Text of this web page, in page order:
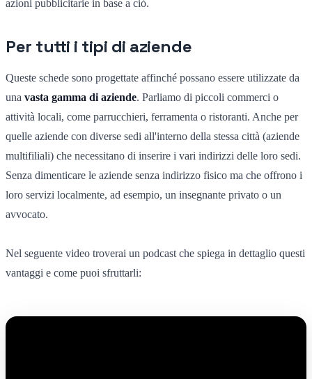
azioni pubblicitarie in base a ciò.
Per tutti i tipi di aziende
Queste schede sono progettate affinché possano essere utilizzate da
una vasta gamma di aziende. Parliamo di piccoli commerci o
attività locali, come parrucchieri, ferramenta o ristoranti. Anche per
quelle aziende con diverse sedi all'interno della stessa città (aziende
multifiliali) che necessitano di inserire i vari indirizzi delle loro sedi.
Senza dimenticare le aziende senza indirizzo fisico ma che offrono i
loro servizi localmente, ad esempio, un insegnante privato o un
avvocato.
Nel seguente video troverai un podcast che spiega in dettaglio questi
vantaggi e come puoi sfruttarli: